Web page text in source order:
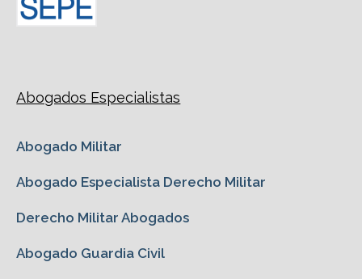
Abogados Especialistas
Abogado Militar
Abogado Especialista Derecho Militar
Derecho Militar Abogados
Abogado Guardia Civil